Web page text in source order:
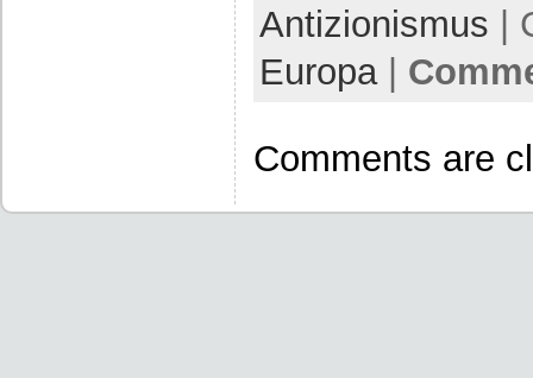
Antizionismus |
Europa|
Comments are